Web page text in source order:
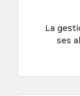
La
ses